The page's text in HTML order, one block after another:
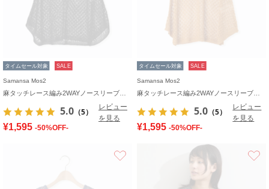
タイムセール対象 SALE
Samansa Mos2
5.0 （5）
レビュー
を見る
¥1,595 -50%OFF-
タイムセール対象 SALE
Samansa Mos2
5.0 （5）
レビュー
を見る
¥1,595 -50%OFF-